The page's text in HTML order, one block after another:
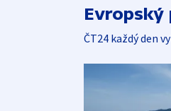
Evropský
ČT24 každý den